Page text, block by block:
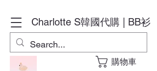
Charlotte S韓國代購 | BB衫
購物車